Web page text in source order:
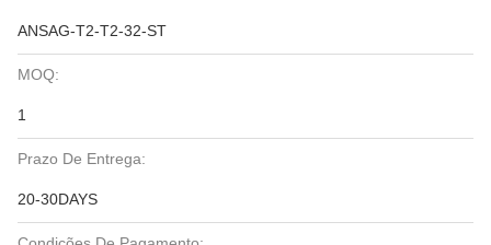
ANSAG-T2-T2-32-ST
MOQ:
1
Prazo De Entrega:
20-30DAYS